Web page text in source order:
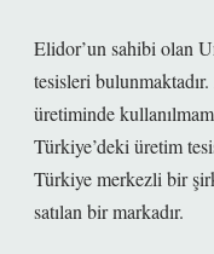
Elidor’un sahibi olan
tesisleri
üretiminde
Türkiye’deki üretim
Türkiye merkezli bir
satılan bir markadır.